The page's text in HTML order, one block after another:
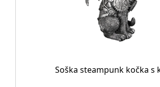
Soška steampunk kočka s